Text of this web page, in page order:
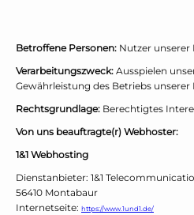
Betroffene Personen: Nutzer unserer
Verarbeitungszweck: Ausspielen
Gewährleistung des Betriebs
Rechtsgrundlage: Berechtigtes
Von uns beauftragte(r) Webhoster:
1&1 Webhosting
Dienstanbieter: 1&1
56410 Montabaur
Internetseite: https://www.1und1.de/